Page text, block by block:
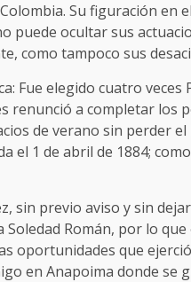
Su figuración
puede ocultar sus
como tampoco sus
Fue elegido cuatro
renunció a completar
de verano sin perder
el 1 de abril de 1884;
sin previo aviso y sin
Soledad Román, por lo
oportunidades que
en Anapoima donde se